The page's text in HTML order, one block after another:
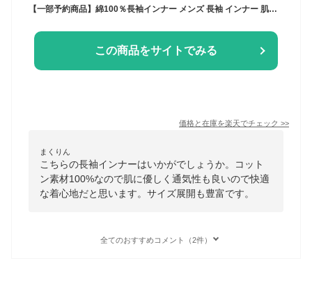
【一部予約商品】綿100％長袖インナー メンズ 長袖 インナー 肌着 綿100％ コットン クルーネック 無地 M L LL 3L 全6色
この商品をサイトでみる
価格と在庫を楽天でチェック >>
まくりん
こちらの長袖インナーはいかがでしょうか。コット
ン素材100%なので肌に優しく通気性も良いので快適
な着心地だと思います。サイズ展開も豊富です。
全てのおすすめコメント（2件）